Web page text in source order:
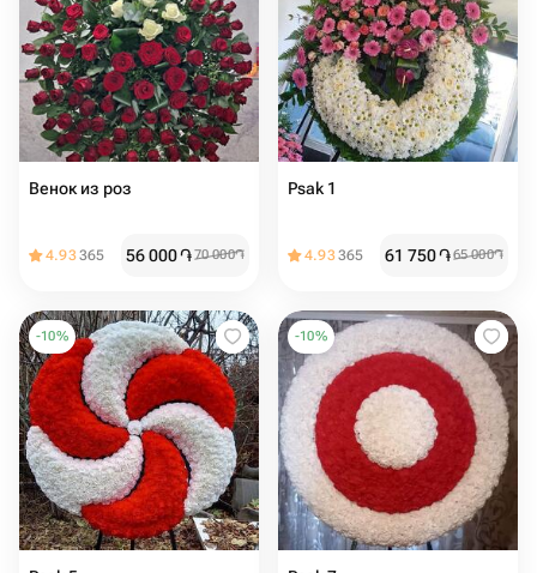
Венок из роз
4.93365 56 000֏70 000֏
Psak 1
4.93365 61 750֏65 000֏
-10% -10%